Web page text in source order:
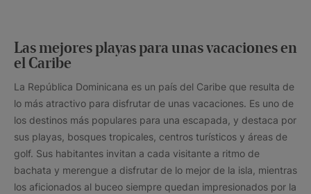
Las mejores playas para unas vacaciones en
el Caribe
La República Dominicana es un país del Caribe que resulta de
lo más atractivo para disfrutar de unas vacaciones. Es uno de
los destinos más populares para una escapada, y destaca por
sus playas, bosques tropicales, centros turísticos y áreas de
golf. Sus habitantes invitan a cada visitante a ritmo de
bachata y merengue a disfrutar de lo mejor de la isla, mientras
los aficionados al buceo siempre quedan impresionados por la